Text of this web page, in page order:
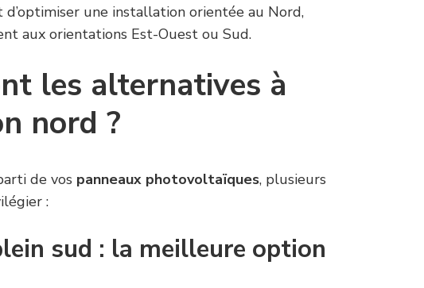
une installation orientée au Nord,
aux orientations Est-Ouest ou Sud.
les alternatives à
nord ?
de vos panneaux photovoltaïques, plusieurs
:
sud : la meilleure option